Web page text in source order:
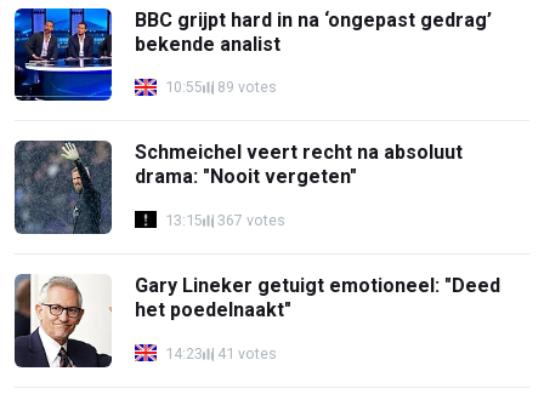
BBC grijpt hard in na ‘ongepast gedrag’
bekende analist
10:55 89 votes
Schmeichel veert recht na absoluut
drama: "Nooit vergeten"
13:15 367 votes
Gary Lineker getuigt emotioneel: "Deed
het poedelnaakt"
14:23 41 votes